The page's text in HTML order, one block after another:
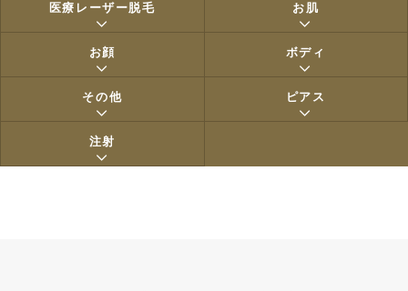
医療レーザー脱毛 お肌
お顔 ボディ
その他 ピアス
注射